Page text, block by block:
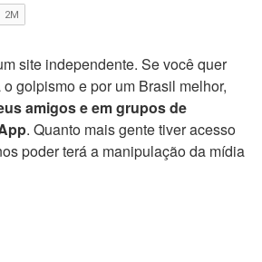
site independente. Se você quer
golpismo e por um Brasil melhor,
amigos e em grupos de
. Quanto mais gente tiver acesso
poder terá a manipulação da mídia